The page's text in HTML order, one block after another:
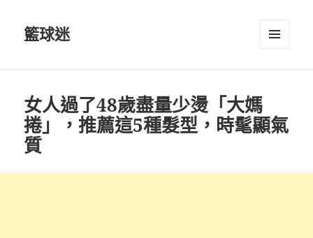
籃球迷
女人過了48歲盡量少燙「大媽
捲」，推薦這5種髮型，時髦顯氣
質